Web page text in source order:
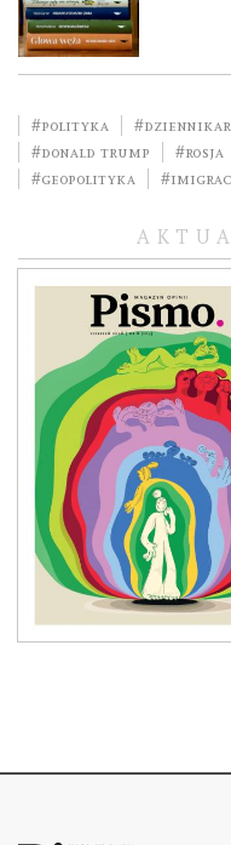
#polityka
#Donald Trump
#Rosja
#geopolityka